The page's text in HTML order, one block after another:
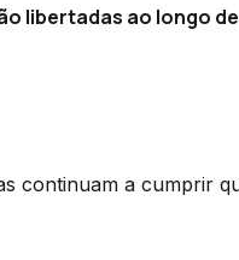
libertadas ao longo
continuam a cumprir